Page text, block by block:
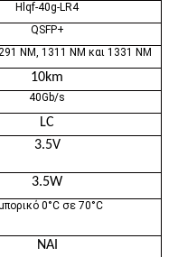
Hlqf-40g-LR4
QSFP+
NM, 1311 NM και 1331 NM
10km
40Gb/s
LC
3.5V
3.5W
0°C σε 70°C
ΝΑΙ